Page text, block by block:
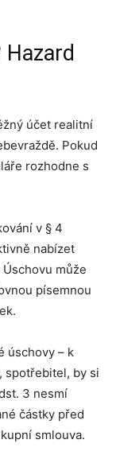
účet realitní
Pokud
rozhodne s
v § 4
nabízet
může
písemnou
úschovy – k
spotřebitel, by si
3 nesmí
částky před
smlouva.